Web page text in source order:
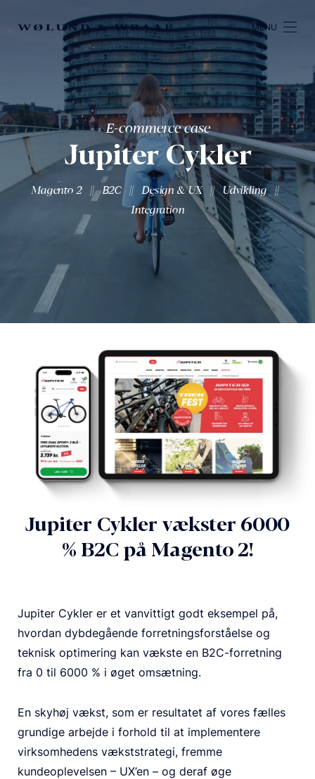
MENU
E-commerce case
Jupiter Cykler
Magento 2 || B2C || Design & UX || Udvikling ||
Integration
Jupiter Cykler vækster 6000
% B2C på Magento 2!
Jupiter Cykler er et vanvittigt godt eksempel på,
hvordan dybdegående forretningsforståelse og
teknisk optimering kan vækste en B2C-forretning
fra 0 til 6000 % i øget omsætning.
En skyhøj vækst, som er resultatet af vores fælles
grundige arbejde i forhold til at implementere
virksomhedens vækststrategi, fremme
kundeoplevelsen – UX’en – og deraf øge